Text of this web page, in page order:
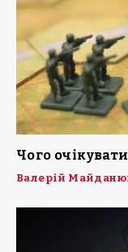
Чого
Валерій